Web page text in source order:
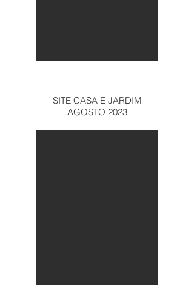
SITE CASA E JARDIM
AGOSTO 2023